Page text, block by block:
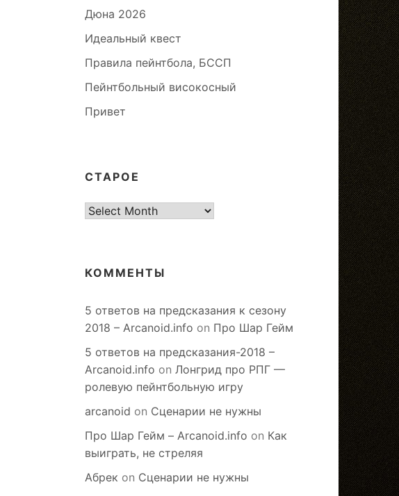
Дюна 2026
Идеальный квест
Правила пейнтбола, БССП
Пейнтбольный високосный
Привет
СТАРОЕ
старое
КОММЕНТЫ
5 ответов на предсказания к сезону
2018 – Arcanoid.info on Про Шар Гейм
5 ответов на предсказания-2018 –
Arcanoid.info on Лонгрид про РПГ —
ролевую пейнтбольную игру
arcanoid on Сценарии не нужны
Про Шар Гейм – Arcanoid.info on Как
выиграть, не стреляя
Абрек on Сценарии не нужны